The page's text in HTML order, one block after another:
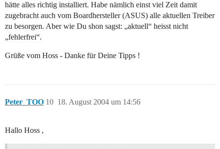
hätte alles richtig installiert. Habe nämlich einst viel Zeit damit
zugebracht auch vom Boardhersteller (ASUS) alle aktuellen Treiber
zu besorgen. Aber wie Du shon sagst: „aktuell“ heisst nicht
„fehlerfrei“.
Grüße vom Hoss - Danke für Deine Tipps !
Peter_TOO 18. August 2004 um 14:56
10
Hallo Hoss ,